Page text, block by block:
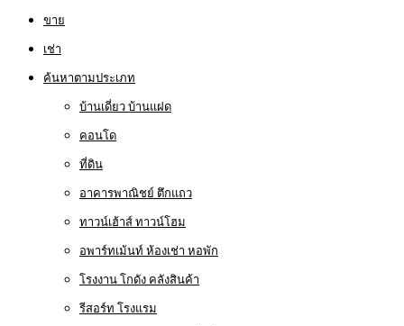
ขาย
เช่า
ค้นหาตามประเภท
บ้านเดี่ยว บ้านแฝด
คอนโด
ที่ดิน
อาคารพาณิชย์ ตึกแถว
ทาวน์เฮ้าส์ ทาวน์โฮม
อพาร์ทเม้นท์ ห้องเช่า หอพัก
โรงงาน โกดัง คลังสินค้า
รีสอร์ท โรงแรม